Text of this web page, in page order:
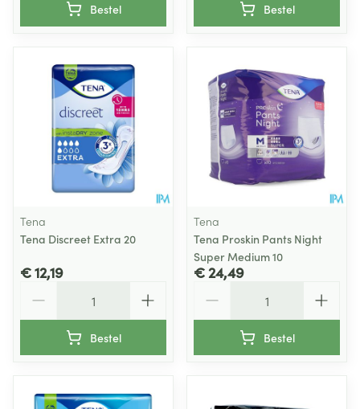
Bestel Bestel
Tena
Tena Discreet Extra 20
€ 12,19
Bestel
Tena
Tena Proskin Pants Night
Super Medium 10
€ 24,49
Bestel